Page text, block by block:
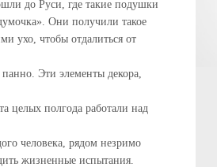
до Руси, где такие подушки
Они получили такое
ухо, чтобы отдалиться от
Эти элементы декора,
целых полгода работали над
человека, рядом незримо
жизненные испытания.